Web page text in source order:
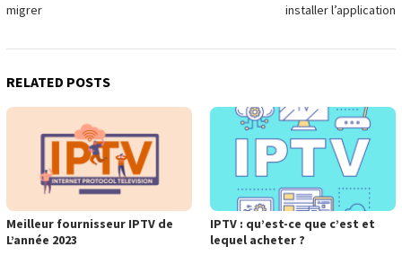
migrer
installer l’application
RELATED POSTS
Meilleur fournisseur IPTV de
L’année 2023
IPTV : qu’est-ce que c’est et
lequel acheter ?